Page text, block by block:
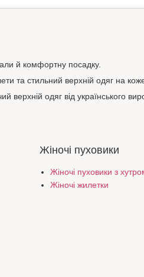
й комфортну посадку.
та стильний верхній одяг на
одяг від українського
Жіночі пуховики
Жіночі пуховики з
Жіночі жилетки